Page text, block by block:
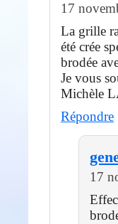
17
La grille
été crée
brodée
Je vous
Michèle
Répondre
17